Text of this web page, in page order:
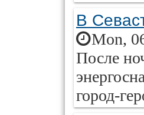
В
Mon,
После
город-